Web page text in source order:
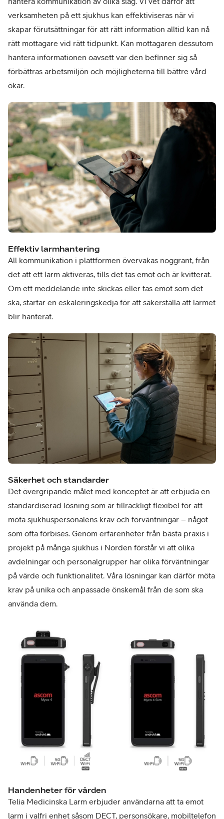
verksamheten på ett sjukhus kan effektiviseras när vi
skapar förutsättningar för att rätt information alltid kan nå
rätt mottagare vid rätt tidpunkt. Kan mottagaren dessutom
hantera informationen oavsett var den befinner sig så
förbättras arbetsmiljön och möjligheterna till bättre vård
ökar.
Effektiv larmhantering
All kommunikation i plattformen övervakas noggrant, från
det att ett larm aktiveras, tills det tas emot och är kvitterat.
Om ett meddelande inte skickas eller tas emot som det
ska, startar en eskaleringskedja för att säkerställa att larmet
blir hanterat.
Säkerhet och standarder
Det övergripande målet med konceptet är att erbjuda en
standardiserad lösning som är tillräckligt flexibel för att
möta sjukhuspersonalens krav och förväntningar – något
som ofta förbises. Genom erfarenheter från bästa praxis i
projekt på många sjukhus i Norden förstår vi att olika
avdelningar och personalgrupper har olika förväntningar
på värde och funktionalitet. Våra lösningar kan därför möta
krav på unika och anpassade önskemål från de som ska
använda dem.
Handenheter för vården
Telia Medicinska Larm erbjuder användarna att ta emot
larm i valfri enhet såsom DECT, personsökare, mobiltelefon